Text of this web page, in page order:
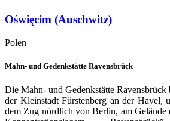
Oświęcim (Auschwitz)
Polen
Mahn- und Gedenkstätte Ravensbrück
Die Mahn- und Gedenkstätte
der Kleinstadt Fürstenberg an der Havel,
dem Zug nördlich von Berlin, am Gelände